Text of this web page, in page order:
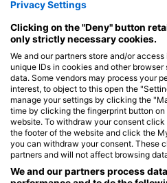
Mares, Janez Kranjc
Nancy’s Cup of Tea(★4.6)
Nằm dọc theo Bức tường Vịnh Bloody,
“Nancy's Cup of Tea“ là một địa điểm
đẹp và nổi tiếng ở Little Cayman, thích
Privacy Settings
Clicking on the "Deny" button
only strictly necessary cookies.
We and our partners store and/or
unique IDs in cookies and other
data. Some vendors may process your
interest, to object to this open the
manage your settings by clicking the
time by clicking the fingerprint button
website. To withdraw your consent
the footer of the website and click the
you can withdraw your consent. These
partners and will not affect browsing
We and our partners process